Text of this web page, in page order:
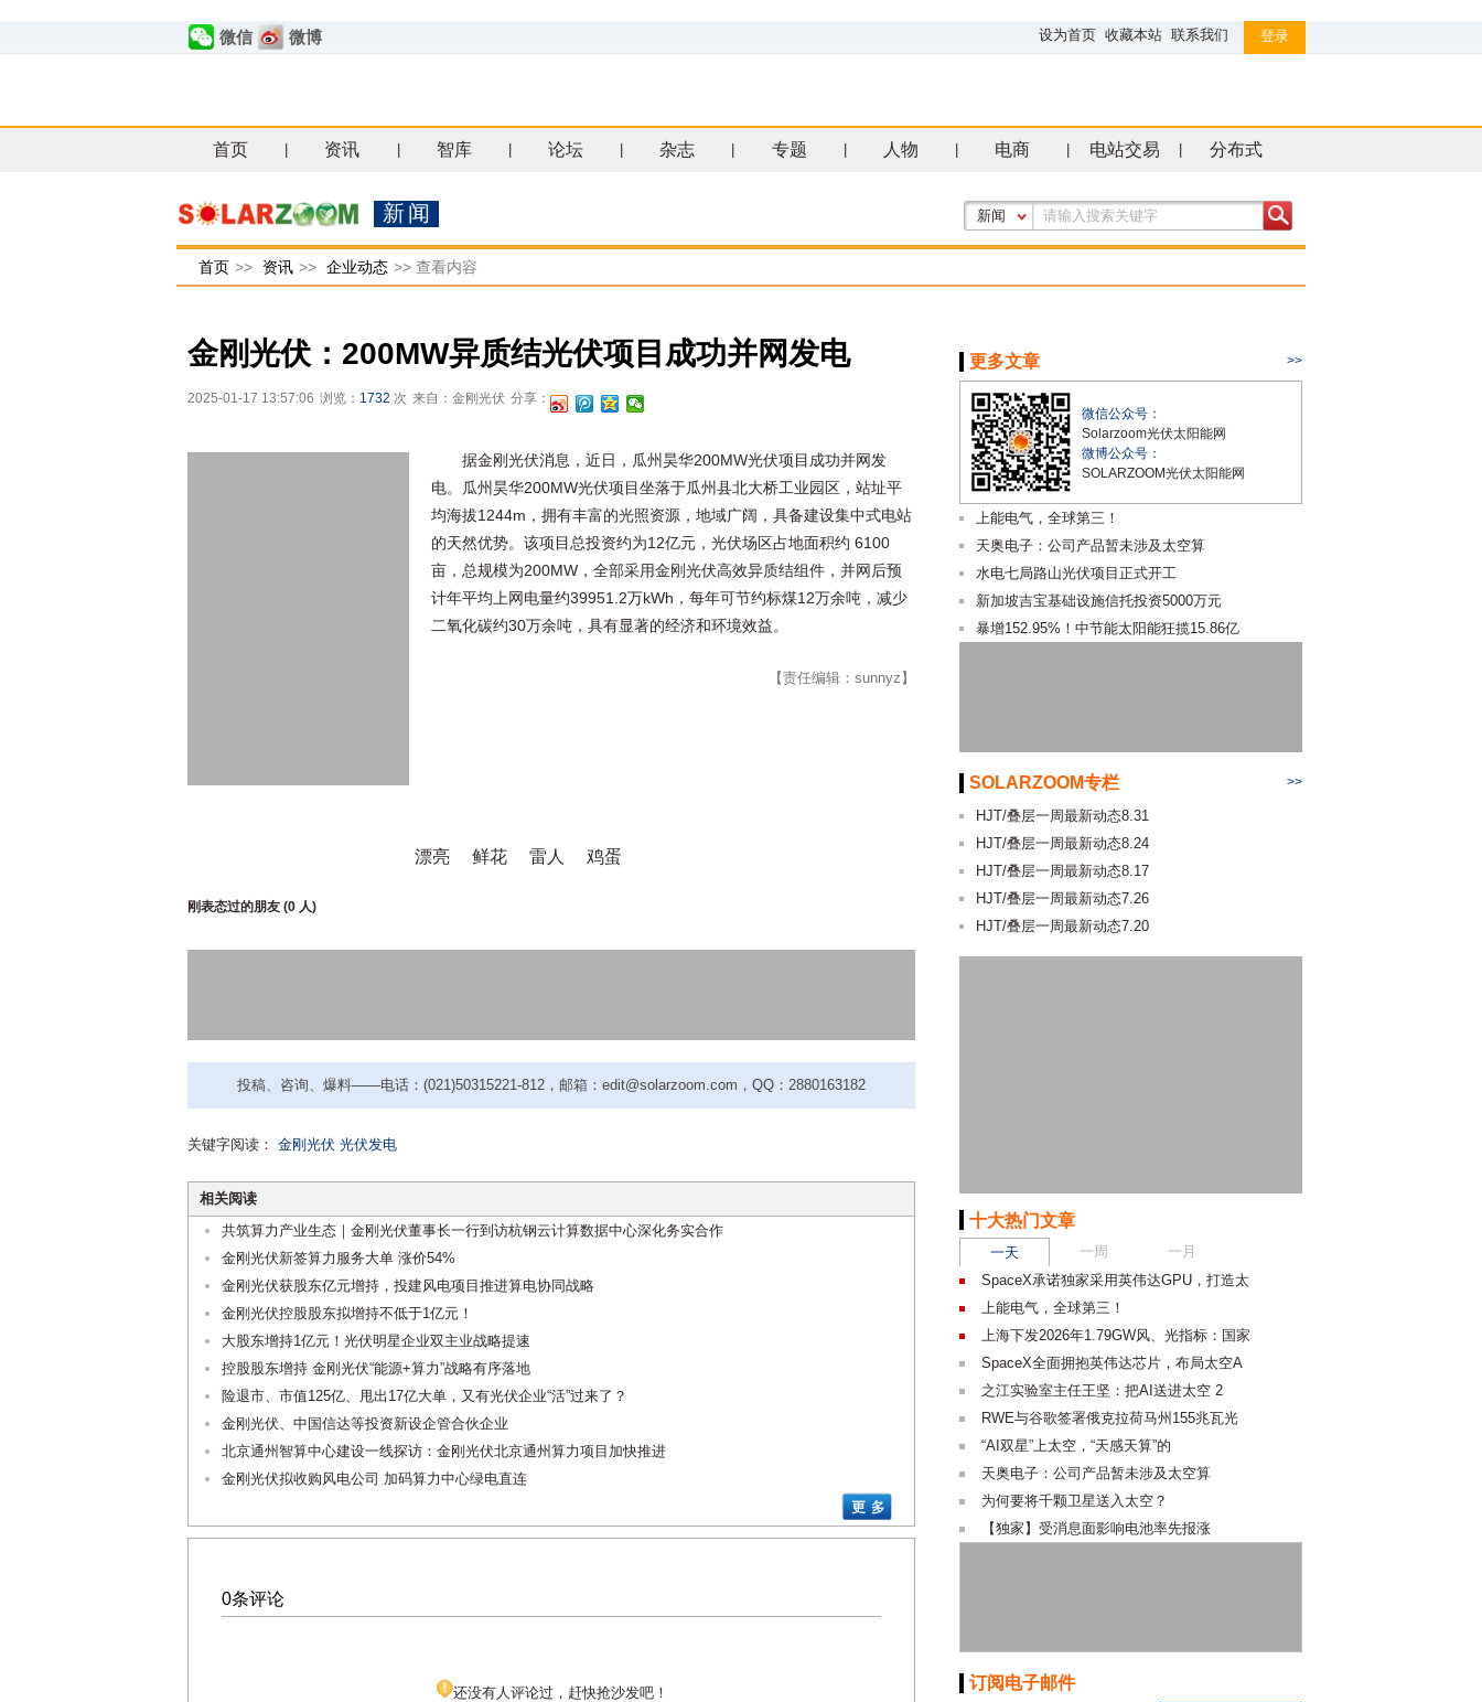
微信 微博 设为首页 收藏本站 联系我们 登录
首页 资讯 智库 论坛 杂志 专题 人物 电商 电站交易 分布式
新闻 新闻
首页 >> 资讯 >> 企业动态 >> 查看内容
金刚光伏：200MW异质结光伏项目成功并网发电
2025-01-17 13:57:06 浏览： 1732 次 来自：金刚光伏 分享：
据金刚光伏消息，近日，瓜州昊华200MW光伏项目成功并网发
电。瓜州昊华200MW光伏项目坐落于瓜州县北大桥工业园区，站址平
均海拔1244m，拥有丰富的光照资源，地域广阔，具备建设集中式电站
的天然优势。‌该项目总投资约为12亿元‌，光伏场区占地面积约 6100
亩，总规模为200MW，全部采用金刚光伏高效异质结组件，并网后预
计年平均上网电量约39951.2万kWh，每年可节约标煤12万余吨，减少
二氧化碳约30万余吨，具有显著的经济和环境效益。
【责任编辑：sunnyz】
漂亮 鲜花 雷人 鸡蛋
刚表态过的朋友 (0 人)
投稿、咨询、爆料——电话：(021)50315221-812，邮箱：edit@solarzoom.com，QQ：2880163182
关键字阅读： 金刚光伏 光伏发电
相关阅读
共筑算力产业生态｜金刚光伏董事长一行到访杭钢云计算数据中心深化务实合作
金刚光伏新签算力服务大单 涨价54%
金刚光伏获股东亿元增持，投建风电项目推进算电协同战略
金刚光伏控股股东拟增持不低于1亿元！
大股东增持1亿元！光伏明星企业双主业战略提速
控股股东增持 金刚光伏“能源+算力”战略有序落地
险退市、市值125亿、甩出17亿大单，又有光伏企业“活”过来了？
金刚光伏、中国信达等投资新设企管合伙企业
北京通州智算中心建设一线探访：金刚光伏北京通州算力项目加快推进
金刚光伏拟收购风电公司 加码算力中心绿电直连
0条评论
还没有人评论过，赶快抢沙发吧！
更多文章 >>
微信公众号：
Solarzoom光伏太阳能网
微博公众号：
SOLARZOOM光伏太阳能网
上能电气，全球第三！
天奥电子：公司产品暂未涉及太空算
水电七局路山光伏项目正式开工
新加坡吉宝基础设施信托投资5000万元
暴增152.95%！中节能太阳能狂揽15.86亿
SOLARZOOM专栏 >>
HJT/叠层一周最新动态8.31
HJT/叠层一周最新动态8.24
HJT/叠层一周最新动态8.17
HJT/叠层一周最新动态7.26
HJT/叠层一周最新动态7.20
十大热门文章
一天 一周
一月
SpaceX承诺独家采用英伟达GPU，打造太
上能电气，全球第三！
上海下发2026年1.79GW风、光指标：国家
SpaceX全面拥抱英伟达芯片，布局太空A
之江实验室主任王坚：把AI送进太空 2
RWE与谷歌签署俄克拉荷马州155兆瓦光
“AI双星”上太空，“天感天算”的
天奥电子：公司产品暂未涉及太空算
为何要将千颗卫星送入太空？
【独家】受消息面影响电池率先报涨
订阅电子邮件